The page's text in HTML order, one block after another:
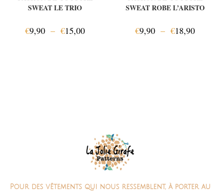
SWEAT LE TRIO
€9,90 – €15,00
SWEAT ROBE L’ARISTO
€9,90 – €18,90
Pour des vêtements qui nous ressemblent, à porter au